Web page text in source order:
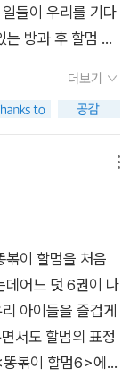
되면서 큰 사회
등교하지 않거나,
는 아이들도 많다
경 게임기에 중독
가 쉽지 않다.특히
만, 어린이, 청소
서 외국에는 스
국에도 조소한 시
가 어떻게 팔리게
떤 사람이 이렇게
이 할멈이 해결
가 볼 수 있었다.​*
입니다**
들이 우리를 기다
방과 후 할멈 떡
가 생겼기 때문이
르르 달려갔어요.
.수상하게 여긴 똥
탕하다 아이들
변해갔어요.똥방
임기를 만든 사람
상을 돌려주는역
이들의 스트레스
레스를 없애주기
현실에서의생활
더보기
볶이 할멈을 처음
데어느 덧 6권이 나
아이들을 즐겁게
서도 할멈의 표정
똥볶이 할멈6>에